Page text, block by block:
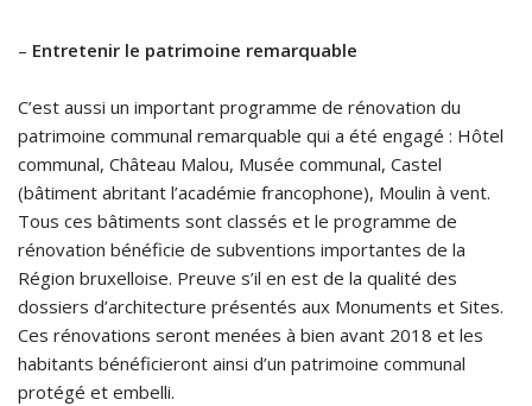
– Entretenir le patrimoine remarquable
C’est aussi un important programme de rénovation du
patrimoine communal remarquable qui a été engagé : Hôtel
communal, Château Malou, Musée communal, Castel
(bâtiment abritant l’académie francophone), Moulin à vent.
Tous ces bâtiments sont classés et le programme de
rénovation bénéficie de subventions importantes de la
Région bruxelloise. Preuve s’il en est de la qualité des
dossiers d’architecture présentés aux Monuments et Sites.
Ces rénovations seront menées à bien avant 2018 et les
habitants bénéficieront ainsi d’un patrimoine communal
protégé et embelli.